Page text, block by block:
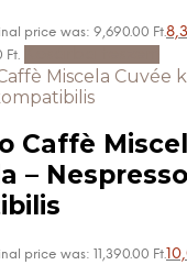
price was: 9,690.00 Ft.
Ft.
Caffè
– Nespresso
price was: 11,390.00 Ft.